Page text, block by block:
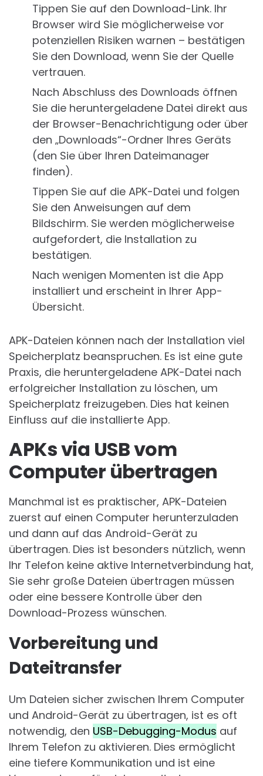
Tippen Sie auf den Download-Link. Ihr
Browser wird Sie möglicherweise vor
potenziellen Risiken warnen – bestätigen
Sie den Download, wenn Sie der Quelle
vertrauen.
Nach Abschluss des Downloads öffnen
Sie die heruntergeladene Datei direkt aus
der Browser-Benachrichtigung oder über
den „Downloads“-Ordner Ihres Geräts
(den Sie über Ihren Dateimanager
finden).
Tippen Sie auf die APK-Datei und folgen
Sie den Anweisungen auf dem
Bildschirm. Sie werden möglicherweise
aufgefordert, die Installation zu
bestätigen.
Nach wenigen Momenten ist die App
installiert und erscheint in Ihrer App-
Übersicht.
APK-Dateien können nach der Installation viel
Speicherplatz beanspruchen. Es ist eine gute
Praxis, die heruntergeladene APK-Datei nach
erfolgreicher Installation zu löschen, um
Speicherplatz freizugeben. Dies hat keinen
Einfluss auf die installierte App.
APKs via USB vom
Computer übertragen
Manchmal ist es praktischer, APK-Dateien
zuerst auf einen Computer herunterzuladen
und dann auf das Android-Gerät zu
übertragen. Dies ist besonders nützlich, wenn
Ihr Telefon keine aktive Internetverbindung hat,
Sie sehr große Dateien übertragen müssen
oder eine bessere Kontrolle über den
Download-Prozess wünschen.
Vorbereitung und
Dateitransfer
Um Dateien sicher zwischen Ihrem Computer
und Android-Gerät zu übertragen, ist es oft
notwendig, den USB-Debugging-Modus auf
Ihrem Telefon zu aktivieren. Dies ermöglicht
eine tiefere Kommunikation und ist eine